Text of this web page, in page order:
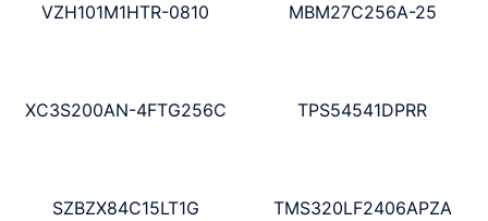
VZH101M1HTR-0810 MBM27C256A-25
XC3S200AN-4FTG256C TPS54541DPRR
SZBZX84C15LT1G TMS320LF2406APZA